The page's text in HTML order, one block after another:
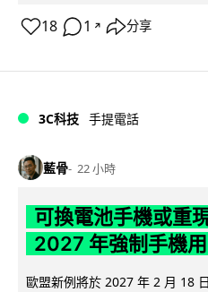
18 1 ↗ 分享
3C科技 手提電話
藍骨 22 小時
可換電池手機或重
2027 年強制手機
歐盟新例將於 2027 年 2 月 18